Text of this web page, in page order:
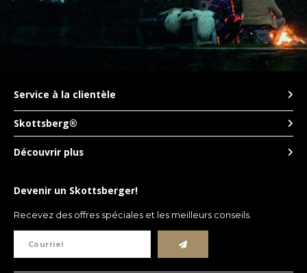
Skottsberg®
Service à la clientèle
Découvrir plus
Devenir un Skottsberger!
Recevez des offres spéciales et les meilleurs conseils.